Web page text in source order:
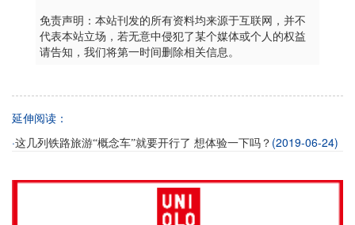
免责声明：本站刊发的所有资料均来源于互联网，并不
代表本站立场，若无意中侵犯了某个媒体或个人的权益
请告知，我们将第一时间删除相关信息。
延伸阅读：
·这几列铁路旅游“概念车”就要开行了 想体验一下吗？ (2019-06-24)